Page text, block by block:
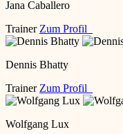
Jana Caballero
Trainer Zum Profil
Dennis Bhatty
Trainer Zum Profil
Wolfgang Lux